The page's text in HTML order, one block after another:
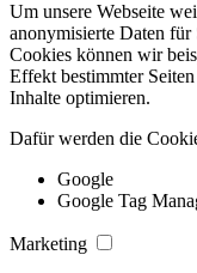
Um unsere Webseite
anonymisierte Daten
Cookies können wir
Effekt bestimmter
Inhalte optimieren.
Dafür werden die
Google
Google Tag
Marketing